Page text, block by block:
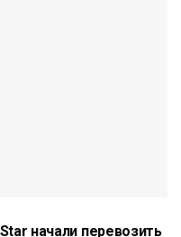
начали перевозить